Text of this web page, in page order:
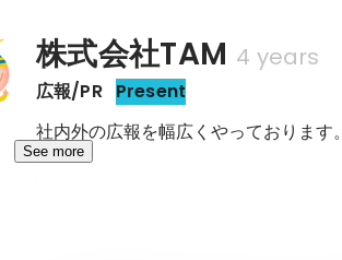
株式会社TAM 4 years
広報/PR Present
社内外の広報を幅広くやっております。
See more